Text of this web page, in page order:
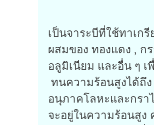
เป็นจาระบีที่ใช้ทาเก
ผสมของ ทองแดง , ก
อลูมิเนียม และอื่น ๆ
ทนความร้อนสูงได้ถึง
อนุภาคโลหะและกร
จะอยู่ในความร้อนสูง